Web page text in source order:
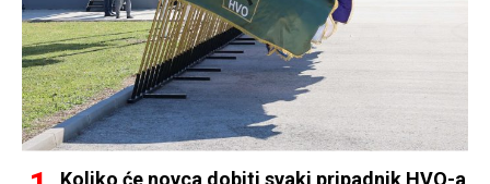
Koliko će novca dobiti svaki pripadnik HVO-a